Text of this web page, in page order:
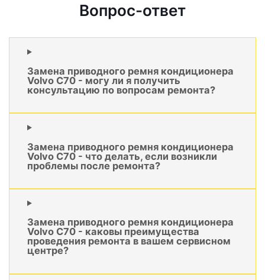
Вопрос-ответ
Замена приводного ремня кондиционера
Volvo C70 - могу ли я получить
консультацию по вопросам ремонта?
Замена приводного ремня кондиционера
Volvo C70 - что делать, если возникли
проблемы после ремонта?
Замена приводного ремня кондиционера
Volvo C70 - каковы преимущества
проведения ремонта в вашем сервисном
центре?